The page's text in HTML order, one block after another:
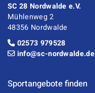
SC 28 Nordwalde e.V.
Mühlenweg 2
48356 Nordwalde
02573 979528
info@sc-nordwalde.de
Sportangebote finden